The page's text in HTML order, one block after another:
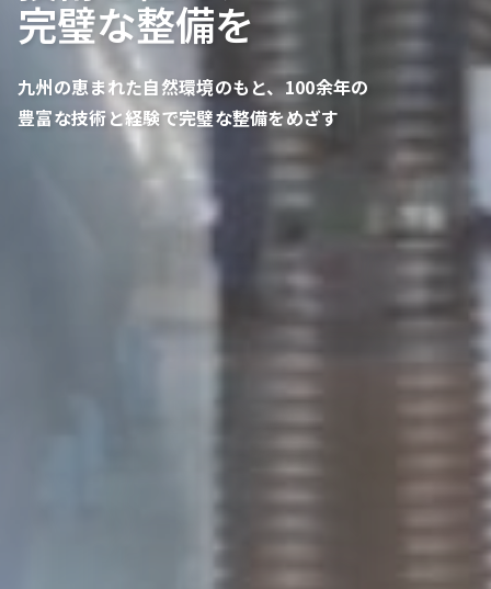
完璧な整備を
九州の恵まれた自然環境のもと、100余年の
豊富な技術と経験で完璧な整備をめざす